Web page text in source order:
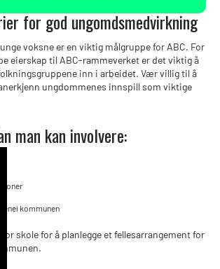
for god ungomdsmedvirkning
voksne er en viktig målgruppe for ABC. For
eierskap til ABC-rammeverket er det viktig å
inn i arbeidet. Vær villig til å
ungdommenes innspill som viktige
man kan involvere:
kommunen
for skole for å planlegge et fellesarrangement for